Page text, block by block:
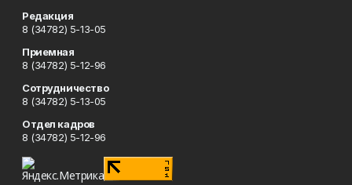
Редакция
8 (34782) 5-13-05
Приемная
8 (34782) 5-12-96
Сотрудничество
8 (34782) 5-13-05
Отдел кадров
8 (34782) 5-12-96